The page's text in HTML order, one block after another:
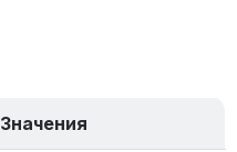
Значения